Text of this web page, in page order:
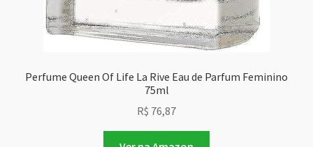
Perfume Queen Of Life La Rive Eau de Parfum Feminino
75ml
R$ 76,87